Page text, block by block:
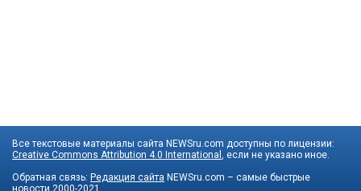
Все текстовые материалы сайта NEWSru.com доступны по лицензии:
Creative Commons Attribution 4.0 International
, если не указано иное.
Обратная связь: Редакция сайта NEWSru.com – самые быстрые
новости 2000-2021